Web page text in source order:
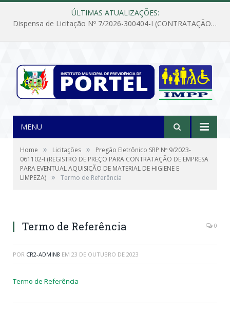
ÚLTIMAS ATUALIZAÇÕES:
Dispensa de Licitação Nº 7/2026-300404-I (CONTRATAÇÃO DE EMPRESA PARA MANUTENÇÃO E REPARAÇÃO DE APARELHOS DE AR CONDICIONADO, EM ATENDIMENTO ÀS NECESSIDADES DO INSTITUTO DE PREVIDÊNCIA MUNICIPAL DE PORTEL/PA)
MENU
Home » Licitações »
Pregão Eletrônico SRP Nº 9/2023-
061102-I (REGISTRO DE PREÇO PARA CONTRATAÇÃO DE EMPRESA
PARA EVENTUAL AQUISIÇÃO DE MATERIAL DE HIGIENE E
LIMPEZA) » Termo de Referência
Termo de Referência 0
POR CR2-ADMIN8 EM 23 DE OUTUBRO DE 2023
Termo de Referência